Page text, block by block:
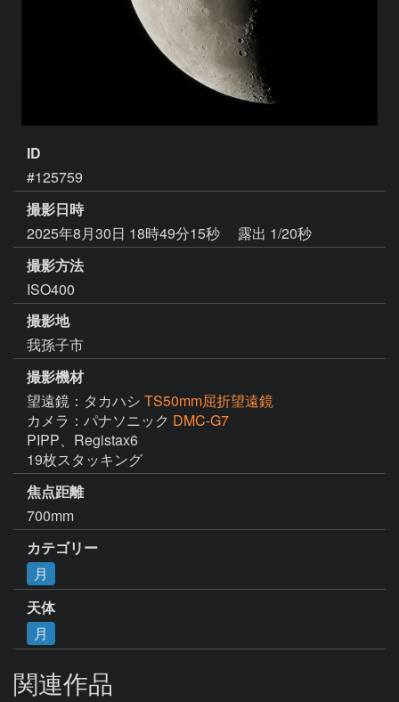
ID
#125759
撮影日時
2025年8月30日 18時49分15秒
露出 1/20秒
撮影方法
ISO400
撮影地
我孫子市
撮影機材
望遠鏡：タカハシ TS50mm屈折望遠鏡
カメラ：パナソニック DMC-G7
PIPP、Registax6
19枚スタッキング
焦点距離
700mm
カテゴリー
月
天体
月
関連作品